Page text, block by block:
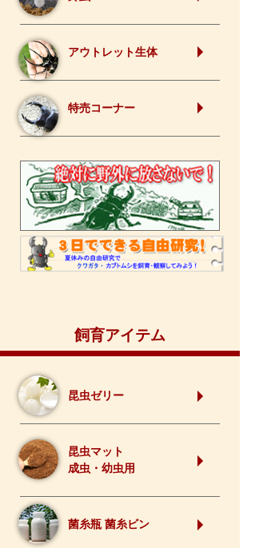
アウトレット生体
特売コーナー
飼育アイテム
昆虫ゼリー
昆虫マット
成虫・幼虫用
菌糸瓶 菌糸ビン